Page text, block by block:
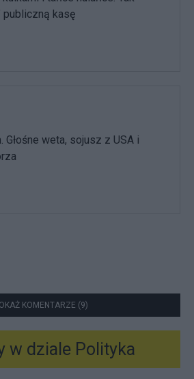
publiczną kasę
Głośne weta, sojusz z USA i
KOMENTARZE (9)
w dziale Polityka